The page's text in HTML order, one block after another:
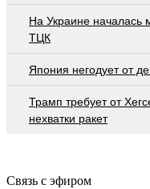
На Украине началась
ТЦК
Япония негодует от
Трамп требует от
нехватки ракет
Связь с эфиром